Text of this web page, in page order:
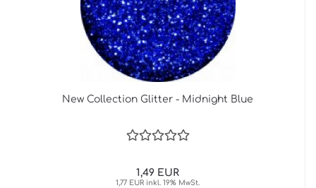
New Collection Glitter - Midnight Blue
1,49 EUR
1,77 EUR inkl. 19% MwSt.